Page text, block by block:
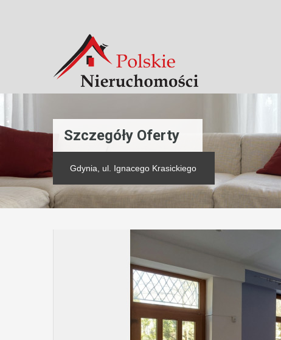
Szczegóły Oferty
Gdynia, ul. Ignacego Krasickiego